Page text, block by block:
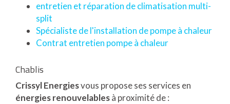
entretien et réparation de climatisation multi-
split
Spécialiste de l'installation de pompe à chaleur
Contrat entretien pompe à chaleur
Chablis
Crissyl Energiesvous propose ses services en
énergies renouvelablesà proximité de :